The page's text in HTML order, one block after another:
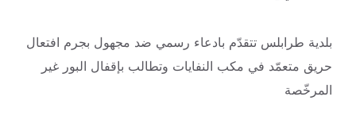
بلدية طرابلس تتقدّم بادعاء رسمي ضد مجهول بجرم افتعال
حريق متعمّد في مكب النفايات وتطالب بإقفال البور غير
المرخّصة